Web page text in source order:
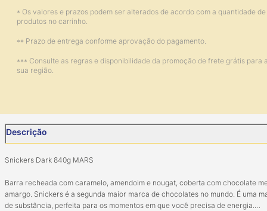
* Os valores e prazos podem ser alterados de acordo com a quantidade de
produtos no carrinho.
** Prazo de entrega conforme aprovação do pagamento.
*** Consulte as regras e disponibilidade da promoção de frete grátis para
sua região.
Descrição
Snickers Dark 840g MARS
Barra recheada com caramelo, amendoim e nougat, coberta com chocolate
amargo. Snickers é a segunda maior marca de chocolates no mundo. É uma
de substância, perfeita para os momentos em que você precisa de energia.